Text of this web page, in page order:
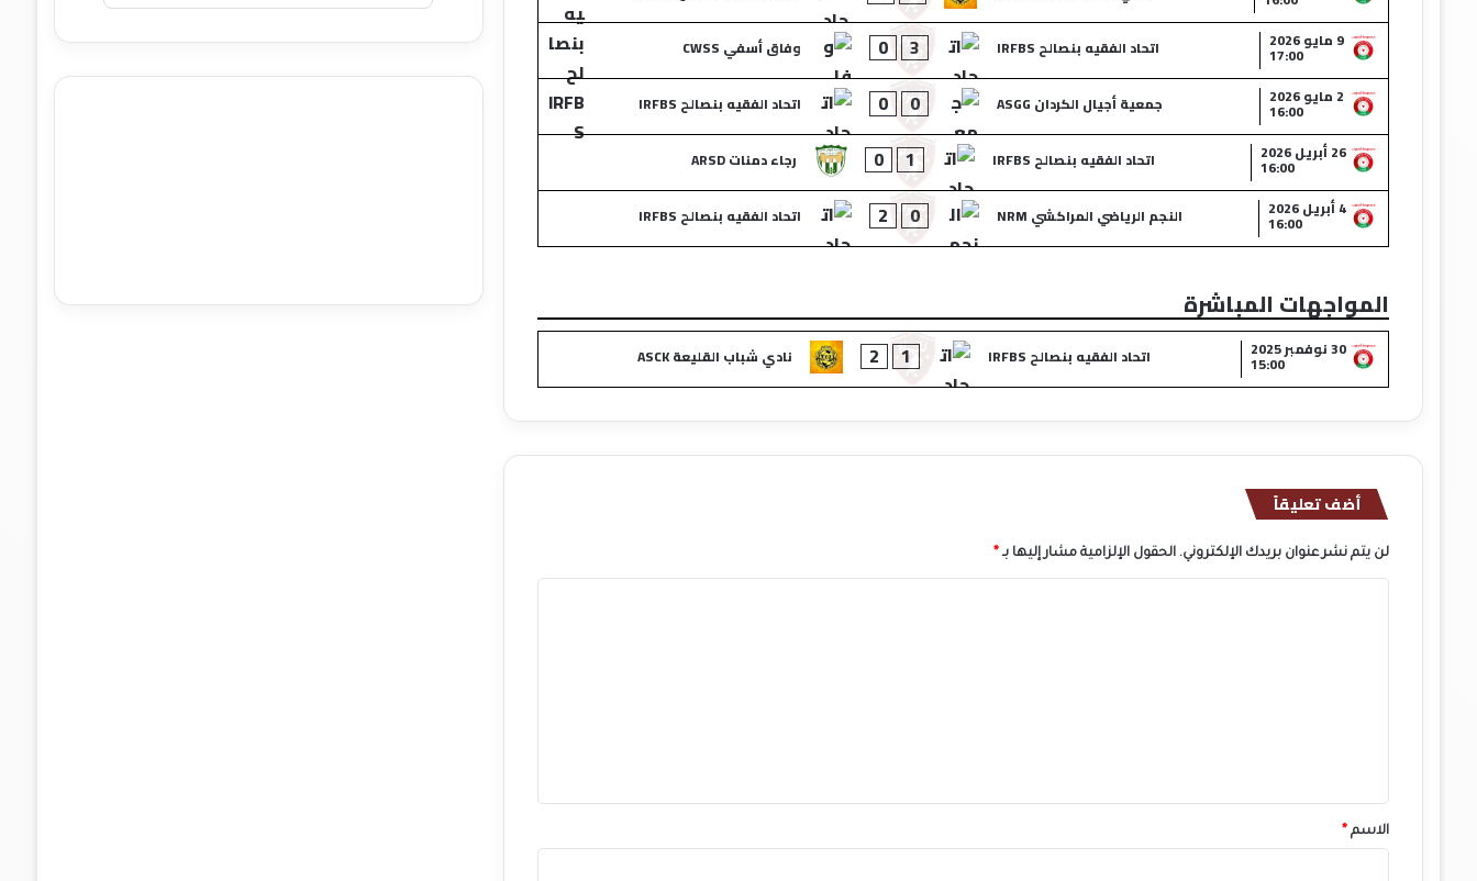
9 مايو 2026
17:00 اتحاد الفقيه بنصالح IRFBS 3
0
وفاق أسفي CWSS
2 مايو 2026
16:00 جمعية أجيال الكردان ASGG 0
0
اتحاد الفقيه بنصالح IRFBS
26 أبريل 2026
16:00 اتحاد الفقيه بنصالح IRFBS 1
0
رجاء دمنات ARSD
4 أبريل 2026
16:00 النجم الرياضي المراكشي NRM 0
2 اتحاد الفقيه بنصالح IRFBS
المواجهات المباشرة
30 نوفمبر 2025
15:00 اتحاد الفقيه بنصالح IRFBS 1
2 نادي شباب القليعة ASCK
أضف تعليقاً
لن يتم نشر عنوان بريدك الإلكتروني. الحقول الإلزامية مشار إليها بـ *
*
الاسم *